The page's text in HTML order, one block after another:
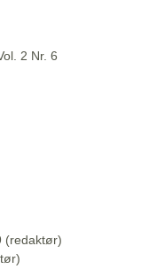
2 Nr. 6
(redaktør)